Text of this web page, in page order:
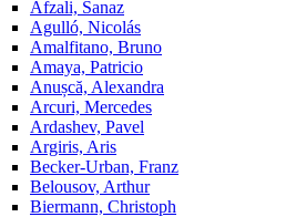
Afzali, Sanaz
Agulló, Nicolás
Amalfitano, Bruno
Amaya, Patricio
Anușcă, Alexandra
Arcuri, Mercedes
Ardashev, Pavel
Argiris, Aris
Becker-Urban, Franz
Belousov, Arthur
Biermann, Christoph